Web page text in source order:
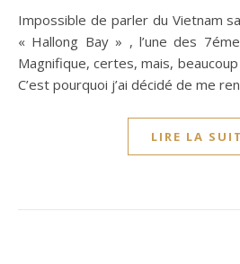
Impossible de parler du Vietnam sans évoquer la fameuse
« Hallong Bay » , l’une des
Magnifique, certes, mais,
C’est pourquoi j’ai décidé de me
LIRE LA